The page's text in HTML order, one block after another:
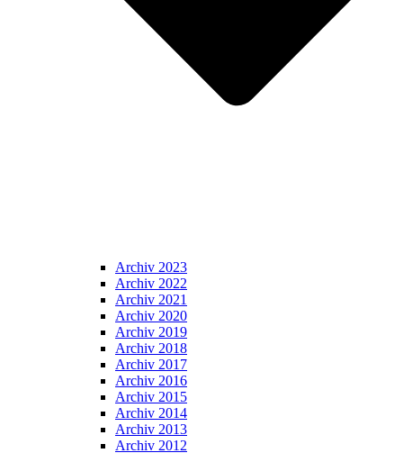
Archiv 2023
Archiv 2022
Archiv 2021
Archiv 2020
Archiv 2019
Archiv 2018
Archiv 2017
Archiv 2016
Archiv 2015
Archiv 2014
Archiv 2013
Archiv 2012